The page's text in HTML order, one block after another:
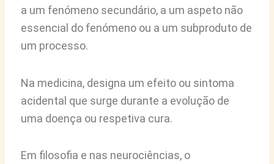
a um fenómeno secundário, a um aspeto não
essencial do fenómeno ou a um subproduto de
um processo.
Na medicina, designa um efeito ou sintoma
acidental que surge durante a evolução de
uma doença ou respetiva cura.
Em filosofia e nas neurociências, o